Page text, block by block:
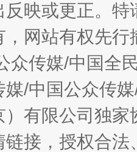
一
映或更正。
网站有权先
众传媒/中国全
媒/中国公众传
）有限公司独
接，授权合